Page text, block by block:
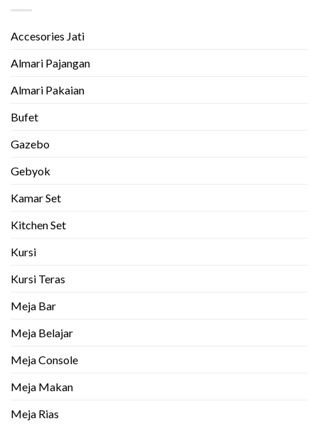
Accesories Jati
Almari Pajangan
Almari Pakaian
Bufet
Gazebo
Gebyok
Kamar Set
Kitchen Set
Kursi
Kursi Teras
Meja Bar
Meja Belajar
Meja Console
Meja Makan
Meja Rias